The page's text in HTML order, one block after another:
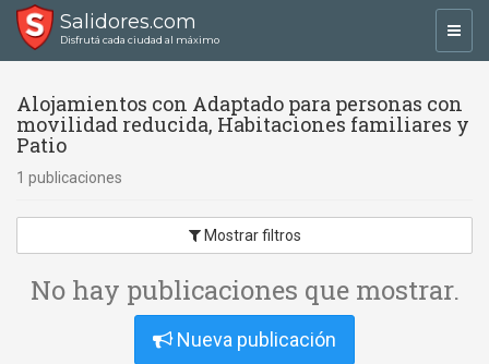
Salidores.com
Disfrutá cada ciudad al máximo
Alojamientos con Adaptado para personas con
movilidad reducida, Habitaciones familiares y
Patio
1 publicaciones
Mostrar filtros
No hay publicaciones que mostrar.
Nueva publicación